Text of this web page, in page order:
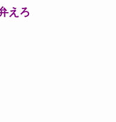
えろ